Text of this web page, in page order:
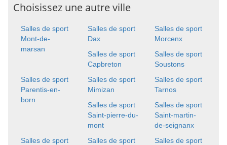
Choisissez une autre ville
Salles de sport
Mont-de-
marsan
Salles de sport
Dax
Salles de sport
Morcenx
Salles de sport
Capbreton
Salles de sport
Soustons
Salles de sport
Parentis-en-
born
Salles de sport
Mimizan
Salles de sport
Tarnos
Salles de sport
Saint-pierre-du-
mont
Salles de sport
Saint-martin-
de-seignanx
Salles de sport
Salles de sport
Salles de sport